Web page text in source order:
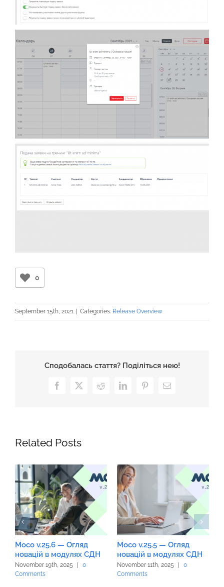
0
September 15th, 2021 Categories: Release Overview
Сподобалась стаття? Поділіться нею!
Facebook
X RedditLinkedInPinterestEmail
Related Posts
Moco v.25.6 — Огляд
новацій в модулях СДН
November 19th, 2025
0
Comments
Moco v.25.5 — Огляд
новацій в модулях СДН
November 11th, 2025
0
Comments